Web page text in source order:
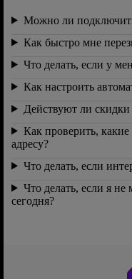
Можно ли
Как быстро мне
Что делать, если у
Как настроить
Действуют ли
Как проверить,
адресу?
Что делать, если
Что делать, если я не
сегодня?